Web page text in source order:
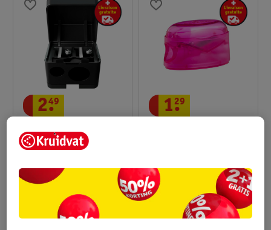
Cosmétique
2.
49 1.
29